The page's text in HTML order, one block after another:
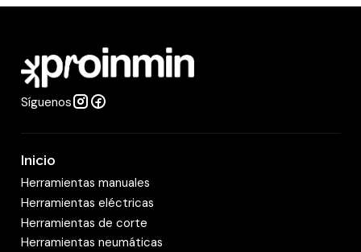
d
Síguenos
Inicio
Herramientas manuales
Herramientas eléctricas
Herramientas de corte
Herramientas neumáticas